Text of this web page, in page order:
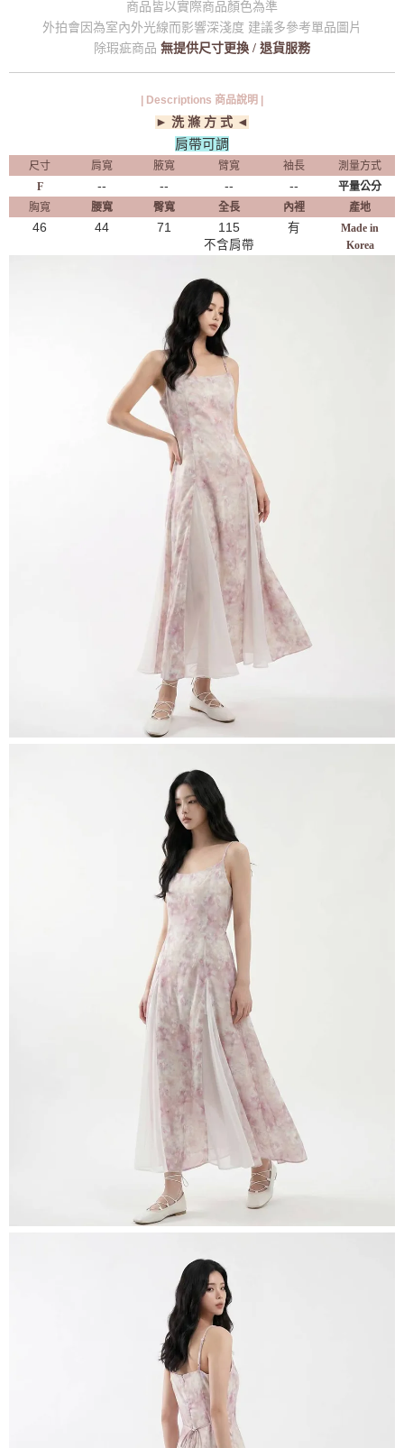
商品皆以實際商品顏色為準
外拍會因為室內外光線而影響深淺度 建議多參考單品圖片
除瑕疵商品 無提供尺寸更換 / 退貨服務
| Descriptions 商品說明 |
► 洗 滌 方 式 ◄
肩帶可調
尺寸 肩寬 腋寬 臂寬 袖長
測量方式
F
-- -- -- --
平量公分
胸寬
腰寬 臀寬 全長 內裡 產地
46 44 71
115
不含肩帶
有
Made in
Korea